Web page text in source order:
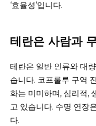
‘효율성’입니다.
테란은 사람과
테란은 일반 인류와 대
습니다. 코프룰루 구역
화는 미미하며, 심리적,
고 있습니다. 수명 연장
다.